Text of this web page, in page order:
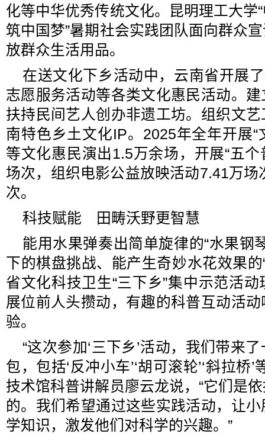
化等中华优秀传统文化。昆明理工大
筑中国梦”暑期社会实践团队面向群众
放群众生活用品。
在送文化下乡活动中，云南省开展
志愿服务活动等各类文化惠民活动。
扶持民间艺人创办非遗工坊。组织文
南特色乡土文化IP。2025年全年开展“
等文化惠民演出1.5万余场，开展“五
场次，组织电影公益放映活动7.41万
次。
科技赋能 田畴沃野更智慧
能用水果弹奏出简单旋律的“水果钢
下的棋盘挑战、能产生奇妙水花效果
省文化科技卫生“三下乡”集中示范活
展位前人头攒动，有趣的科普互动活
验。
“这次参加‘三下乡’活动，我们带来
包，包括‘反冲小车’‘胡可滚轮’‘斜拉桥
技术馆科普讲解员廖云龙说，“它们是
的。我们希望通过这些实践活动，让
学知识，激发他们对科学的兴趣。”